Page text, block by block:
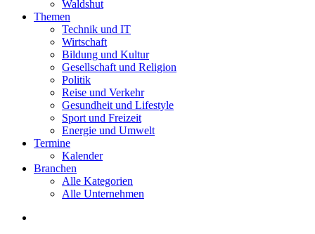
Waldshut
Themen
Technik und IT
Wirtschaft
Bildung und Kultur
Gesellschaft und Religion
Politik
Reise und Verkehr
Gesundheit und Lifestyle
Sport und Freizeit
Energie und Umwelt
Termine
Kalender
Branchen
Alle Kategorien
Alle Unternehmen